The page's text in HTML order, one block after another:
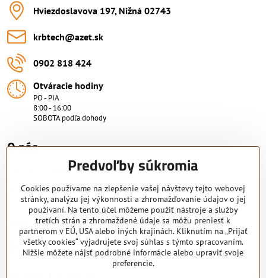
Hviezdoslavova 197, Nižná 02743
krbtech​@azet​.sk
0902 818 424
Otváracie hodiny
PO - PIA
8:00 - 16:00
SOBOTA podľa dohody
O nás.
Viac ako 15 rokov skúsenosti.
Nakupujte od overeného predajcu s certifikovaným servisným
strediskom. KRB-TECH s.r.o.
Pridajte sa k nám
Facebook
Predvoľby súkromia
Cookies používame na zlepšenie vašej návštevy tejto webovej
stránky, analýzu jej výkonnosti a zhromažďovanie údajov o jej
používaní. Na tento účel môžeme použiť nástroje a služby
tretích strán a zhromaždené údaje sa môžu preniesť k
partnerom v EÚ, USA alebo iných krajinách. Kliknutím na „Prijať
všetky cookies“ vyjadrujete svoj súhlas s týmto spracovaním.
Nižšie môžete nájsť podrobné informácie alebo upraviť svoje
preferencie.